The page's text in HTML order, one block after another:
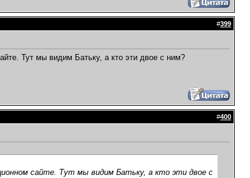
#399
Тут мы видим Батьку, а кто эти двое с ним?
#400
сайте. Тут мы видим Батьку, а кто эти двое с